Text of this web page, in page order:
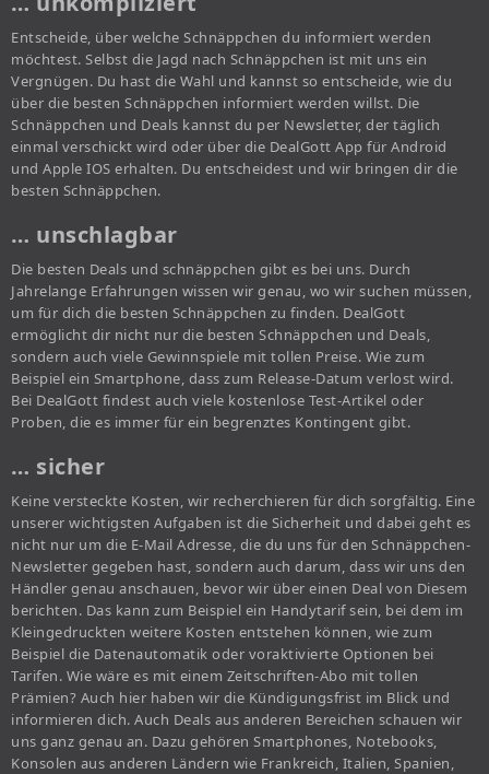
Entscheide, über welche Schnäppchen du informiert werden
möchtest. Selbst die Jagd nach Schnäppchen ist mit uns ein
Vergnügen. Du hast die Wahl und kannst so entscheide, wie du
über die besten Schnäppchen informiert werden willst. Die
Schnäppchen und Deals kannst du per Newsletter, der täglich
einmal verschickt wird oder über die DealGott App für Android
und Apple IOS erhalten. Du entscheidest und wir bringen dir die
besten Schnäppchen.
… unschlagbar
Die besten Deals und schnäppchen gibt es bei uns. Durch
Jahrelange Erfahrungen wissen wir genau, wo wir suchen müssen,
um für dich die besten Schnäppchen zu finden. DealGott
ermöglicht dir nicht nur die besten Schnäppchen und Deals,
sondern auch viele Gewinnspiele mit tollen Preise. Wie zum
Beispiel ein Smartphone, dass zum Release-Datum verlost wird.
Bei DealGott findest auch viele kostenlose Test-Artikel oder
Proben, die es immer für ein begrenztes Kontingent gibt.
… sicher
Keine versteckte Kosten, wir recherchieren für dich sorgfältig. Eine
unserer wichtigsten Aufgaben ist die Sicherheit und dabei geht es
nicht nur um die E-Mail Adresse, die du uns für den Schnäppchen-
Newsletter gegeben hast, sondern auch darum, dass wir uns den
Händler genau anschauen, bevor wir über einen Deal von Diesem
berichten. Das kann zum Beispiel ein Handytarif sein, bei dem im
Kleingedruckten weitere Kosten entstehen können, wie zum
Beispiel die Datenautomatik oder voraktivierte Optionen bei
Tarifen. Wie wäre es mit einem Zeitschriften-Abo mit tollen
Prämien? Auch hier haben wir die Kündigungsfrist im Blick und
informieren dich. Auch Deals aus anderen Bereichen schauen wir
uns ganz genau an. Dazu gehören Smartphones, Notebooks,
Konsolen aus anderen Ländern wie Frankreich, Italien, Spanien,